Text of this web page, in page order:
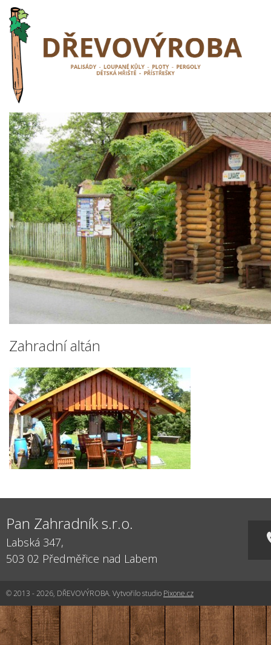
Zahradní altán
Pan Zahradník s.r.o.
Labská 347,
503 02 Předměřice nad Labem
© 2013 - 2026, DŘEVOVÝROBA. Vytvořilo studio Pixone.cz